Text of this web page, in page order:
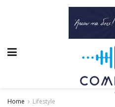
Home Lifestyle